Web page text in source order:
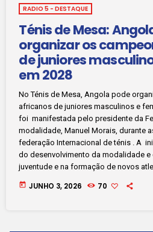
RADIO 5 - DESTAQUE
Ténis de Mesa:
organizar os
de juniores
em 2028
No Ténis de Mesa, Angola pode
africanos de juniores masculinos e
foi manifestada pelo presidente da
modalidade, Manuel Morais, durante
federação Internacional de ténis . A
do desenvolvimento da modalidade
juventude e na formação de novos
today JUNHO 3, 2026 70